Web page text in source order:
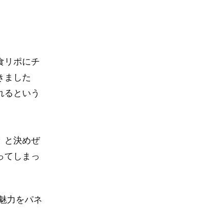
リポにチ
ました
るという
と決めぜ
てしまっ
力をパネ